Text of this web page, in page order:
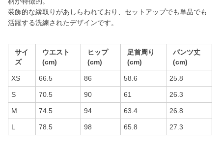
装飾的な縁取りがあしらわれており、セットアップでも単品でも
活躍する洗練されたデザインです。
サイ
ズ
ウエスト
(cm)
ヒップ
(cm)
足首周り
(cm)
パンツ丈
(cm)
XS 66.5 86 58.6 25.8
S 70.5 90 61 26.3
M 74.5 94 63.4 26.8
L 78.5 98 65.8 27.3